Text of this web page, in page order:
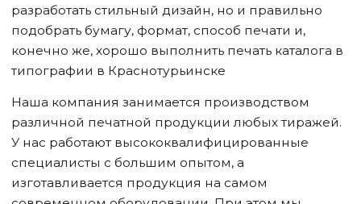
разработать стильный дизайн, но и правильно
подобрать бумагу, формат, способ печати и,
конечно же, хорошо выполнить печать каталога в
типографии в Краснотурьинске
Наша компания занимается производством
различной печатной продукции любых тиражей.
У нас работают высококвалифицированные
специалисты с большим опытом, а
изготавливается продукция на самом